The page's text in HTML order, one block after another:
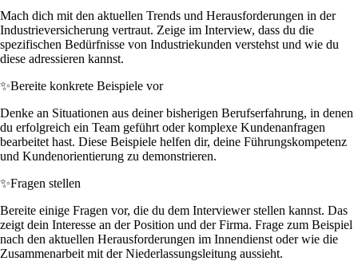
Mach dich mit den aktuellen Trends und Herausforderungen in der
Industrieversicherung vertraut. Zeige im Interview, dass du die
spezifischen Bedürfnisse von Industriekunden verstehst und wie du
diese adressieren kannst.
✨Bereite konkrete Beispiele vor
Denke an Situationen aus deiner bisherigen Berufserfahrung, in denen
du erfolgreich ein Team geführt oder komplexe Kundenanfragen
bearbeitet hast. Diese Beispiele helfen dir, deine Führungskompetenz
und Kundenorientierung zu demonstrieren.
✨Fragen stellen
Bereite einige Fragen vor, die du dem Interviewer stellen kannst. Das
zeigt dein Interesse an der Position und der Firma. Frage zum Beispiel
nach den aktuellen Herausforderungen im Innendienst oder wie die
Zusammenarbeit mit der Niederlassungsleitung aussieht.